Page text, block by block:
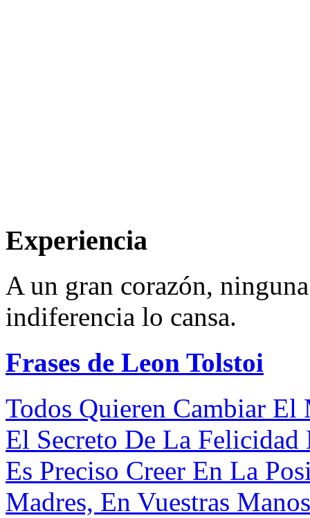
Experiencia
A un gran corazón,
indiferencia lo cansa.
Frases de Leon Tolstoi
Todos Quieren Cambiar El
El Secreto De La Felicidad
Es Preciso Creer En La
Madres, En Vuestras